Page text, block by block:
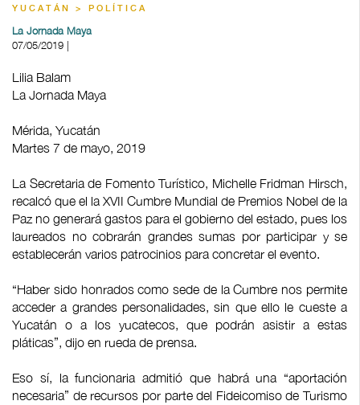
YUCATÁN > POLÍTICA
La Jornada Maya
07/05/2019 |
Lilia Balam
La Jornada Maya
Mérida, Yucatán
Martes 7 de mayo, 2019
La Secretaria de Fomento Turístico, Michelle Fridman Hirsch,
recalcó que el la XVII Cumbre Mundial de Premios Nobel de la
Paz no generará gastos para el gobierno del estado, pues los
laureados no cobrarán grandes sumas por participar y se
establecerán varios patrocinios para concretar el evento.
“Haber sido honrados como sede de la Cumbre nos permite
acceder a grandes personalidades, sin que ello le cueste a
Yucatán o a los yucatecos, que podrán asistir a estas
pláticas”, dijo en rueda de prensa.
Eso sí, la funcionaria admitió que habrá una “aportación
necesaria” de recursos por parte del Fideicomiso de Turismo